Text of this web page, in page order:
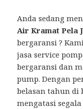
Anda sedang
Air Kramat Pela
bergaransi ?
jasa service
bergaransi dan
pump. Dengan
belasan tahun di
mengatasi